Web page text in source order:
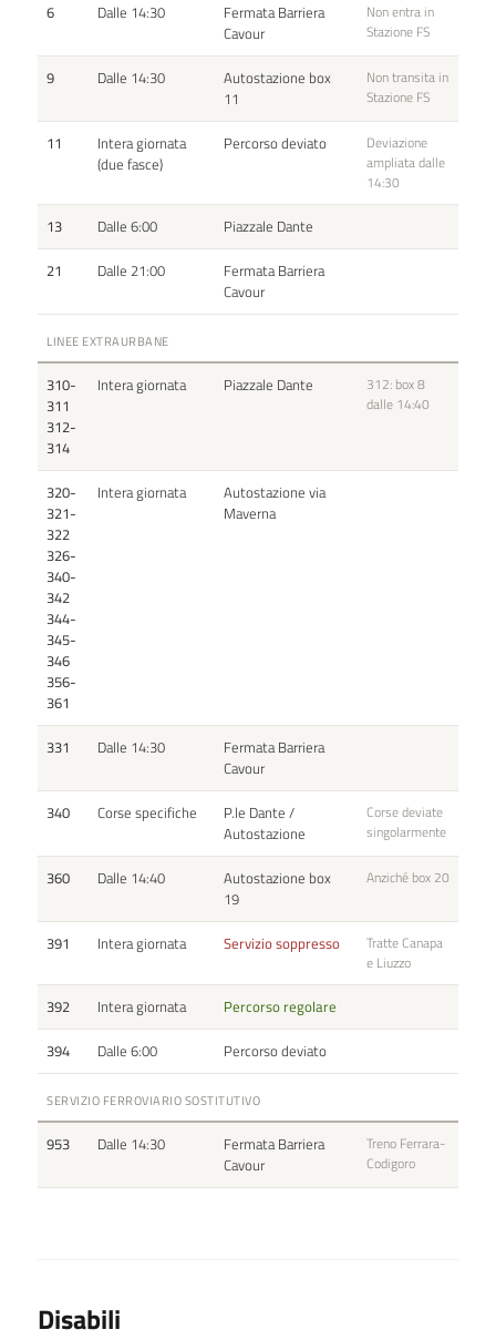
6 Dalle 14:30
Fermata Barriera
Cavour
Non entra in
Stazione FS
9 Dalle 14:30
Autostazione box
11
Non transita in
Stazione FS
11
Intera giornata
(due fasce)
Percorso deviato
Deviazione
ampliata dalle
14:30
13 Dalle 6:00
Piazzale Dante
21
Dalle 21:00
Fermata Barriera
Cavour
LINEE EXTRAURBANE
310-
311
312-
314
Intera giornata Piazzale Dante
312: box 8
dalle 14:40
320-
321-
322
326-
340-
342
344-
345-
346
356-
361
Intera giornata
Autostazione via
Maverna
331 Dalle 14:30
Fermata Barriera
Cavour
340
Corse specifiche
P.le Dante /
Autostazione
Corse deviate
singolarmente
360 Dalle 14:40
Autostazione box
19
Anziché box 20
391 Intera giornata Servizio soppresso
Tratte Canapa
e Liuzzo
392 Intera giornata
Percorso regolare
394
Dalle 6:00 Percorso deviato
SERVIZIO FERROVIARIO SOSTITUTIVO
953 Dalle 14:30
Fermata Barriera
Cavour
Treno Ferrara-
Codigoro
Disabili